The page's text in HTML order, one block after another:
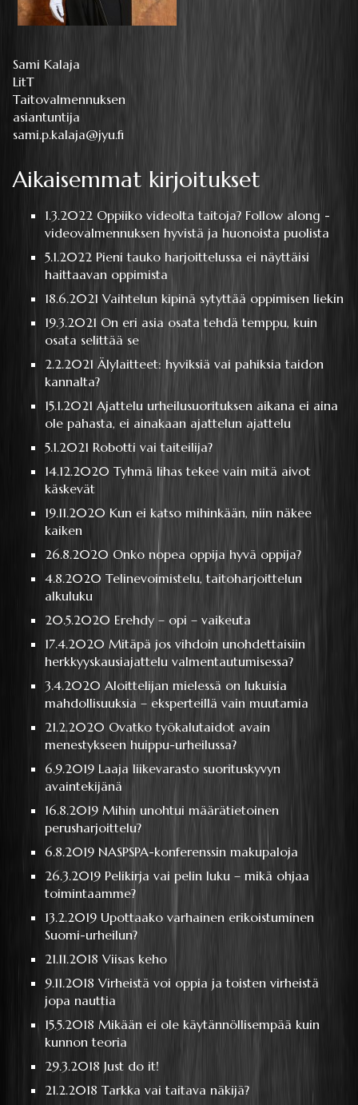
Sami Kalaja
LitT
Taitovalmennuksen
asiantuntija
sami.p.kalaja@jyu.fi
Aikaisemmat kirjoitukset
1.3.2022 Oppiiko videolta taitoja? Follow along -
videovalmennuksen hyvistä ja huonoista puolista
5.1.2022 Pieni tauko harjoittelussa ei näyttäisi
haittaavan oppimista
18.6.2021Vaihtelun kipinä sytyttää oppimisen liekin
19.3.2021 On eri asia osata tehdä temppu, kuin
osata selittää se
2.2.2021Älylaitteet: hyviksiä vai pahiksia taidon
kannalta?
15.1.2021Ajattelu urheilusuorituksen aikana ei aina
ole pahasta, ei ainakaan ajattelun ajattelu
5.1.2021 Robotti vai taiteilija?
14.12.2020Tyhmä lihas tekee vain mitä aivot
käskevät
19.11.2020 Kun ei katso mihinkään, niin näkee
kaiken
26.8.2020 Onko nopea oppija hyvä oppija?
4.8.2020Telinevoimistelu, taitoharjoittelun
alkuluku
20.5.2020 Erehdy – opi – vaikeuta
17.4.2020Mitäpä jos vihdoin unohdettaisiin
herkkyyskausiajattelu valmentautumisessa?
3.4.2020Aloittelijan mielessä on lukuisia
mahdollisuuksia – eksperteillä vain muutamia
21.2.2020 Ovatko työkalutaidot avain
menestykseen huippu-urheilussa?
6.9.2019 Laaja liikevarasto suorituskyvyn
avaintekijänä
16.8.2019Mihin unohtui määrätietoinen
perusharjoittelu?
6.8.2019NASPSPA-konferenssin makupaloja
26.3.2019 Pelikirja vai pelin luku – mikä ohjaa
toimintaamme?
13.2.2019 Upottaako varhainen erikoistuminen
Suomi-urheilun?
21.11.2018Viisas keho
9.11.2018Virheistä voi oppia ja toisten virheistä
jopa nauttia
15.5.2018Mikään ei ole käytännöllisempää kuin
kunnon teoria
29.3.2018 Just do it!
21.2.2018Tarkka vai taitava näkijä?